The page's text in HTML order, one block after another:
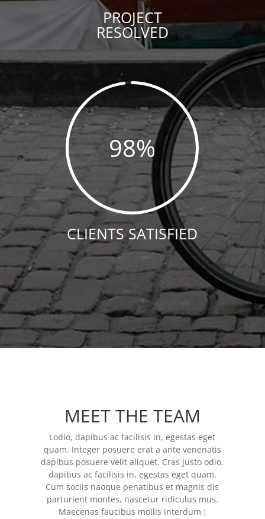
PROJECT
RESOLVED
98%
CLIENTS SATISFIED
MEET THE TEAM
Lodio, dapibus ac facilisis in, egestas eget
quam. Integer posuere erat a ante venenatis
dapibus posuere velit aliquet. Cras justo odio,
dapibus ac facilisis in, egestas eget quam.
Cum sociis naoque penatibus et magnis dis
parturient montes, nascetur ridiculus mus.
Maecenas faucibus mollis interdum :